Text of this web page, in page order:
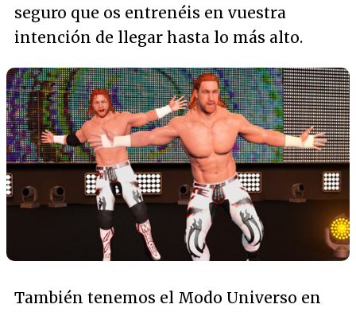
seguro que os entrenéis en vuestra
intención de llegar hasta lo más alto.
También tenemos el Modo Universo en